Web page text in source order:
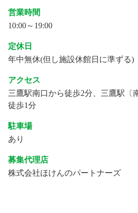
営業時間
10:00～19:00
定休日
年中無休(但し施設休館日に準ずる)
アクセス
三鷹駅南口から徒歩2分、三鷹駅〔
徒歩1分
駐車場
あり
募集代理店
株式会社ほけんのパートナーズ